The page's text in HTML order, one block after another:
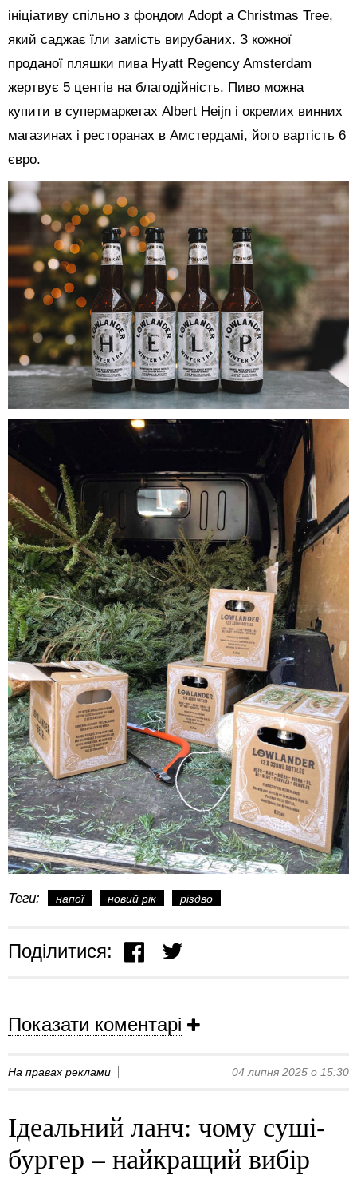
ініціативу спільно з фондом Adopt a Christmas Tree,
який саджає їли замість вирубаних. З кожної
проданої пляшки пива Hyatt Regency Amsterdam
жертвує 5 центів на благодійність. Пиво можна
купити в супермаркетах Albert Heijn і окремих винних
магазинах і ресторанах в Амстердамі, його вартість 6
євро.
Теги: напої новий рік різдво
Поділитися:
Показати коментарі
На правах реклами 04 липня 2025 о 15:30
Ідеальний ланч: чому суші-
бургер – найкращий вибір